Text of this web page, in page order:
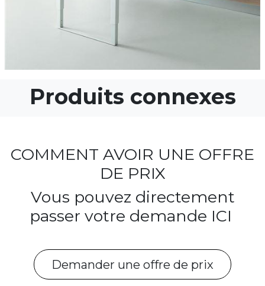
Produits connexes
COMMENT AVOIR UNE OFFRE
DE PRIX
Vous pouvez directement
passer votre demande ICI
Demander une offre de prix